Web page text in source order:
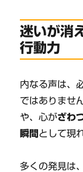
迷いが消
行動力
内なる声は、
ではありませ
や、心がざわ
瞬間 として現
多くの発見は